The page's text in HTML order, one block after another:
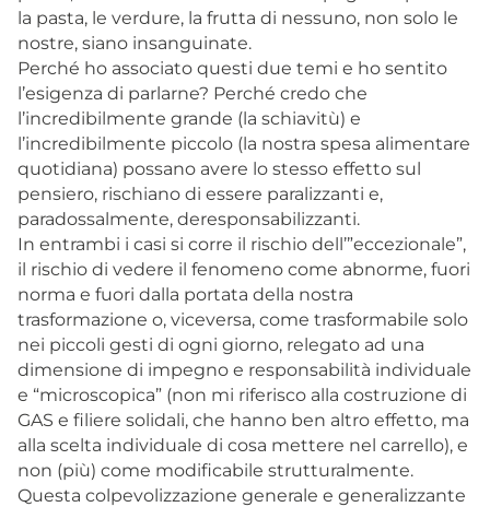
la pasta, le verdure, la frutta di nessuno, non solo le
nostre, siano insanguinate.
Perché ho associato questi due temi e ho sentito
l’esigenza di parlarne? Perché credo che
l’incredibilmente grande (la schiavitù) e
l’incredibilmente piccolo (la nostra spesa alimentare
quotidiana) possano avere lo stesso effetto sul
pensiero, rischiano di essere paralizzanti e,
paradossalmente, deresponsabilizzanti.
In entrambi i casi si corre il rischio dell’”eccezionale”,
il rischio di vedere il fenomeno come abnorme, fuori
norma e fuori dalla portata della nostra
trasformazione o, viceversa, come trasformabile solo
nei piccoli gesti di ogni giorno, relegato ad una
dimensione di impegno e responsabilità individuale
e “microscopica” (non mi riferisco alla costruzione di
GAS e filiere solidali, che hanno ben altro effetto, ma
alla scelta individuale di cosa mettere nel carrello), e
non (più) come modificabile strutturalmente.
Questa colpevolizzazione generale e generalizzante